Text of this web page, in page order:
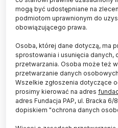
Fot. Fotolia
Osoby, które uważają się
niezależnie od tego, czy
nadwagę – cechują się
działaniu – wynika z
przez polskich
Zdaniem badaczy brak
mogą być udostępniane na
podmiotom uprawnionym do
obowiązującego prawa.
Osoba, której dane dotyczą, ma
sprostowania i usunięcia danych,
przetwarzania. Osoba może też
przetwarzanie danych
Wszelkie zgłoszenia dotyczące
prosimy kierować na adres
adres Fundacja PAP, ul. Bracka
dopiskiem "ochrona danych